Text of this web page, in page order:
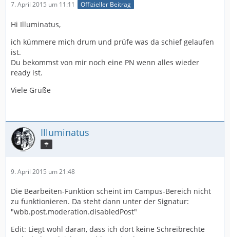
7. April 2015 um 11:11 Offizieller Beitrag
Hi Illuminatus,
ich kümmere mich drum und prüfe was da schief gelaufen
ist.
Du bekommst von mir noch eine PN wenn alles wieder
ready ist.
Viele Grüße
Illuminatus
☂
9. April 2015 um 21:48
Die Bearbeiten-Funktion scheint im Campus-Bereich nicht
zu funktionieren. Da steht dann unter der Signatur:
"wbb.post.moderation.disabledPost"
Edit: Liegt wohl daran, dass ich dort keine Schreibrechte